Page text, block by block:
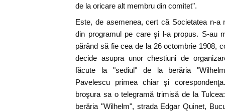
de la oricare alt membru din comitet".
Este, de asemenea, cert că Societatea n-
din programul pe care şi l-a propus. S-au
părând să fie cea de la 26 octombrie 1908,
decide asupra unor chestiuni de
făcute la "sediul" de la berăria
Pavelescu primea chiar şi
broşura sa o telegramă trimisă de la
berăria "Wilhelm", strada Edgar Quinet,